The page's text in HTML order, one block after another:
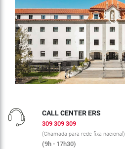
CALL CENTER ERS
309 309 309
(Chamada para rede fixa nacional)
(9h - 17h30)